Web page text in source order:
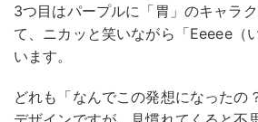
3つ目はパープルに「胃」のキャラ
て、ニカッと笑いながら「Eeeee（
います。
どれも「なんでこの発想になったの